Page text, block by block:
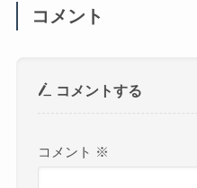
コメント
コメントする
コメント ※